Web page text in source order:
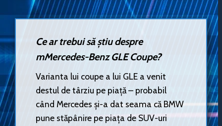
Ce ar trebui să știu despre
mMercedes-Benz GLE Coupe?
Varianta lui coupe a lui GLE a venit
destul de târziu pe piață – probabil
când Mercedes și-a dat seama că BMW
pune stăpânire pe piața de SUV-uri